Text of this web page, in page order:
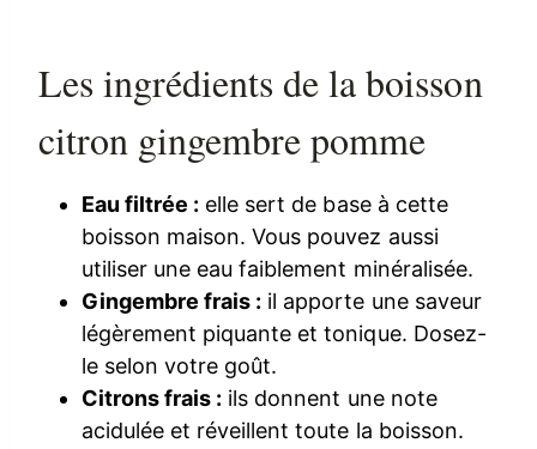
Les ingrédients de la boisson
citron gingembre pomme
Eau filtrée : elle sert de base à cette
boisson maison. Vous pouvez aussi
utiliser une eau faiblement minéralisée.
Gingembre frais : il apporte une saveur
légèrement piquante et tonique. Dosez-
le selon votre goût.
Citrons frais : ils donnent une note
acidulée et réveillent toute la boisson.